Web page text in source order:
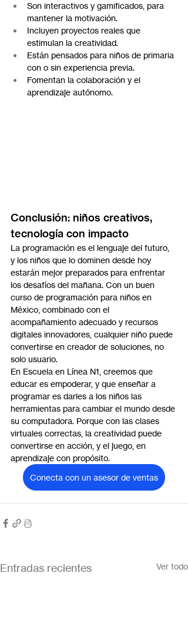
Son interactivos y gamificados, para
mantener la motivación.
Incluyen proyectos reales que
estimulan la creatividad.
Están pensados para niños de primaria
con o sin experiencia previa.
Fomentan la colaboración y el
aprendizaje autónomo.
Conclusión: niños creativos,
tecnología con impacto
La programación es el lenguaje del futuro,
y los niños que lo dominen desde hoy
estarán mejor preparados para enfrentar
los desafíos del mañana. Con un buen
curso de programación para niños en
México, combinado con el
acompañamiento adecuado y recursos
digitales innovadores, cualquier niño puede
convertirse en creador de soluciones, no
solo usuario.
En Escuela en Línea N1, creemos que
educar es empoderar, y que enseñar a
programar es darles a los niños las
herramientas para cambiar el mundo desde
su computadora. Porque con las clases
virtuales correctas, la creatividad puede
convertirse en acción, y el juego, en
aprendizaje con propósito.
Conecta con un asesor de ventas
Entradas recientes Ver todo